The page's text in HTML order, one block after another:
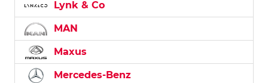
Lynk & Co
MAN
Maxus
Mercedes-Benz